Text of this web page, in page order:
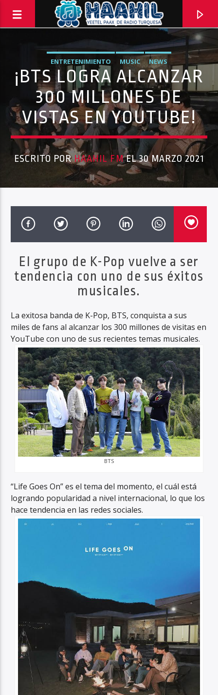
PROGRAMA ACTUAL
Haahil FM
ENTRETENIMIENTO MUSIC NEWS
¡BTS LOGRA ALCANZAR
300 MILLONES DE
VISTAS EN YOUTUBE!
ESCRITO PORHAAHIL FMEL 30 MARZO 2021
El grupo de K-Pop vuelve a ser
tendencia con uno de sus éxitos
musicales.
La exitosa banda de K-Pop, BTS, conquista a sus
miles de fans al alcanzar los 300 millones de visitas en
YouTube con uno de sus recientes temas musicales.
BTS
“Life Goes On” es el tema del momento, el cuál está
logrando popularidad a nivel internacional, lo que los
hace tendencia en las redes sociales.